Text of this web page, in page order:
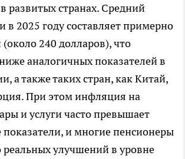
развитых странах. Средний
в 2025 году составляет примерно
(около 240 долларов), что
аналогичных показателей в
а также таких стран, как Китай,
При этом инфляция на
и услуги часто превышает
и многие пенсионеры
улучшений в уровне